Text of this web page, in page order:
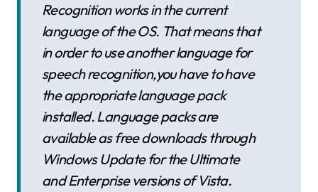
Recognition works in the current
language of the OS. That means that
in order to use another language for
speech recognition,you have to have
the appropriate language pack
installed. Language packs are
available as free downloads through
Windows Update for the Ultimate
and Enterprise versions of Vista.